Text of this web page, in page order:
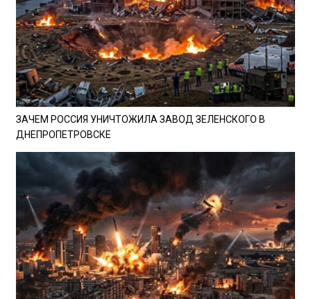
ЗАЧЕМ РОССИЯ УНИЧТОЖИЛА ЗАВОД ЗЕЛЕНСКОГО В
ДНЕПРОПЕТРОВСКЕ